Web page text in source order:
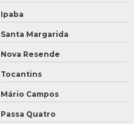
Ipaba
Santa Margarida
Nova Resende
Tocantins
Mário Campos
Passa Quatro